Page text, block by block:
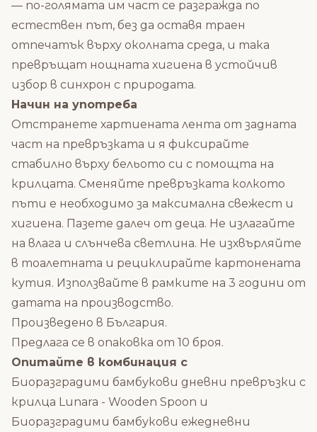
— по-голямата им част се разгражда по
естествен път, без да оставя траен
отпечатък върху околната среда, и така
превръщат нощната хигиена в устойчив
избор в синхрон с природата.
Начин на употреба
Отстранете хартиената лента от задната
част на превръзката и я фиксирайте
стабилно върху бельото си с помощта на
крилцата. Сменяйте превръзката колкото
пъти е необходимо за максимална свежест и
хигиена. Пазете далеч от деца. Не излагайте
на влага и слънчева светлина. Не изхвърляйте
в тоалетната и рециклирайте картонената
кутия. Използвайте в рамките на 3 години от
датата на производство.
Произведено в България.
Предлага се в опаковка от 10 броя.
Опитайте в комбинация с
Биоразградими бамбукови дневни превръзки с
крилца Lunara - Wooden Spoon и
Биоразградими бамбукови ежедневни